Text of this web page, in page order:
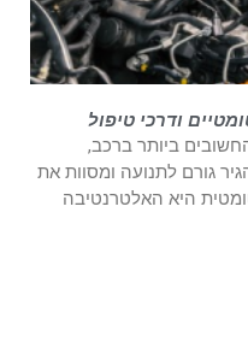
ודרכי טיפול
ביותר ברכב,
גורם לתנועה ומסוות את
היא האלטרנטיבה